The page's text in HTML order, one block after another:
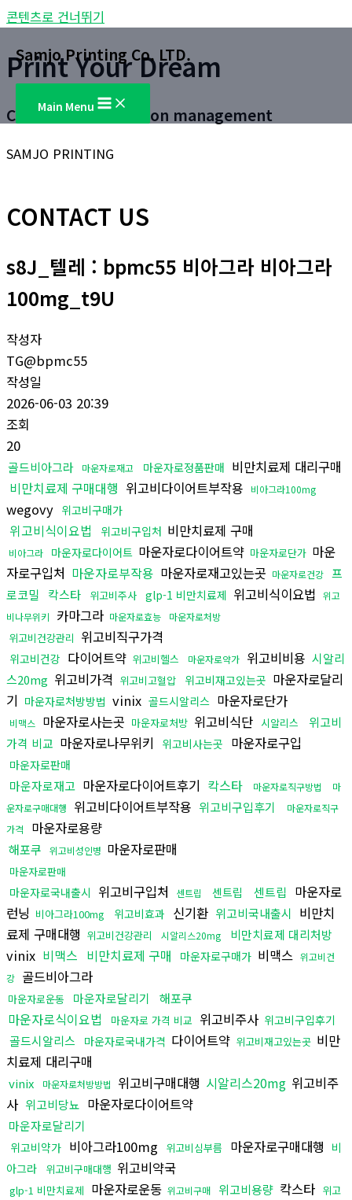
콘텐츠로 건너뛰기
Samjo Printing Co. LTD.
Main Menu
Print Your Dream
Customer satisfaction management
SAMJO PRINTING
CONTACT US
s8J_텔레 : bpmc55 비아그라 비아그라
100mg_t9U
작성자
TG@bpmc55
작성일
2026-06-03 20:39
조회
20
골드비아그라 마운자로재고 마운자로정품판매 비만치료제 대리구매
비만치료제 구매대행 위고비다이어트부작용 비아그라100mg
wegovy 위고비구매가
위고비식이요법 위고비구입처 비만치료제 구매
비아그라 마운자로다이어트 마운자로다이어트약 마운자로단가 마운
자로구입처 마운자로부작용 마운자로재고있는곳 마운자로건강 프
로코밀
칵스타 위고비주사 glp-1 비만치료제 위고비식이요법 위고
비나무위키
카마그라 마운자로효능 마운자로처방
위고비건강관리 위고비직구가격
위고비건강 다이어트약 위고비헬스 마운자로약가 위고비비용 시알리
스20mg 위고비가격 위고비고혈압 위고비재고있는곳 마운자로달리
기 마운자로처방방법 vinix 골드시알리스 마운자로단가
비맥스 마운자로사는곳 마운자로처방 위고비식단 시알리스
위고비
가격 비교 마운자로나무위키 위고비사는곳 마운자로구입
마운자로판매
마운자로재고 마운자로다이어트후기 칵스타 마운자로직구방법
마
운자로구매대행
위고비다이어트부작용 위고비구입후기
마운자로직구
가격
마운자로용량
해포쿠 위고비성인병 마운자로판매
마운자로판매
마운자로국내출시 위고비구입처 센트립 센트립 센트립 마운자로
런닝 비아그라100mg 위고비효과 신기환 위고비국내출시 비만치
료제 구매대행 위고비건강관리 시알리스20mg 비만치료제 대리처방
vinix 비맥스 비만치료제 구매 마운자로구매가 비맥스 위고비건
강 골드비아그라
마운자로운동 마운자로달리기 해포쿠
마운자로식이요법 마운자로 가격 비교 위고비주사 위고비구입후기
골드시알리스 마운자로국내가격 다이어트약 위고비재고있는곳 비만
치료제 대리구매
vinix 마운자로처방방법 위고비구매대행 시알리스20mg 위고비주
사 위고비당뇨 마운자로다이어트약
마운자로달리기
위고비약가 비아그라100mg 위고비심부름 마운자로구매대행 비
아그라
위고비구매대행 위고비약국
glp-1 비만치료제 마운자로운동 위고비구매 위고비용량 칵스타 위고